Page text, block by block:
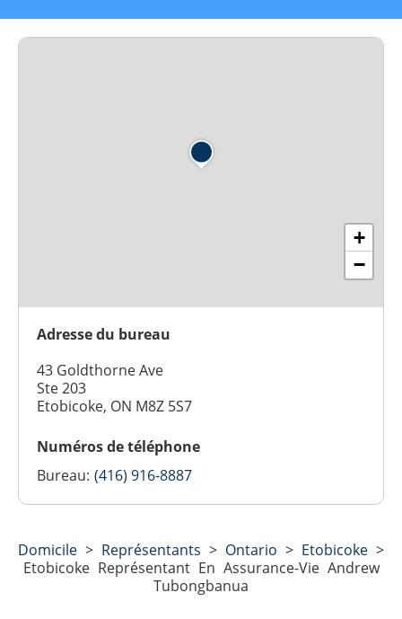
+
−
Adresse du bureau
43 Goldthorne Ave
Ste 203
Etobicoke, ON M8Z 5S7
Numéros de téléphone
Bureau: (416) 916-8887
Domicile > Représentants > Ontario > Etobicoke >
Etobicoke Représentant En Assurance-Vie Andrew
Tubongbanua